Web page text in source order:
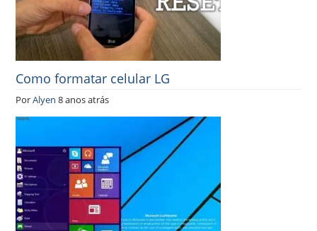
Como formatar celular LG
PorAlyen 8 anos atrás